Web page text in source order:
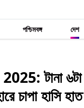
পশ্চিমবঙ্গ দেশ
টানা ৬টা
চাপা হাসি হাত